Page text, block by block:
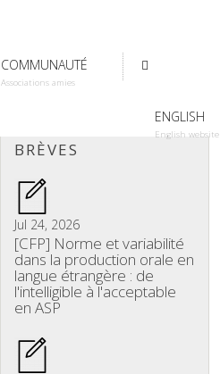
COMMUNAUTÉ
Associations amies
ENGLISH
English website
BRÈVES
Jul 24, 2026
[CFP] Norme et variabilité
dans la production orale en
langue étrangère : de
l'intelligible à l'acceptable
en ASP